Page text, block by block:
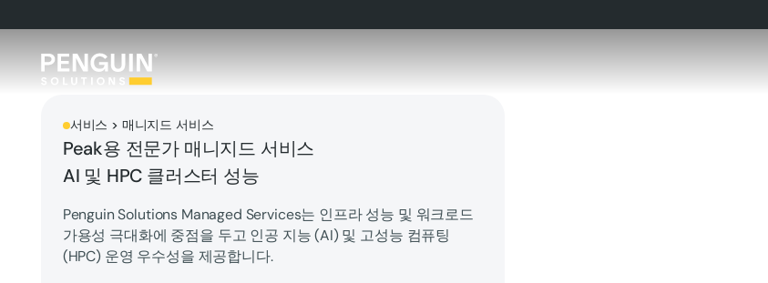
서비스 > 매니지드 서비스
Peak용 전문가 매니지드 서비스
AI 및 HPC 클러스터 성능
Penguin Solutions Managed Services는 인프라 성능 및 워크로드
가용성 극대화에 중점을 두고 인공 지능 (AI) 및 고성능 컴퓨팅
(HPC) 운영 우수성을 제공합니다.